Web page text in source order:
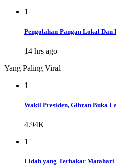
1
Pengolahan Pangan Lokal
14 hrs ago
Yang Paling Viral
1
Wakil Presiden, Gibran Buka
4.94K
1
Lidah yang Terbakar Matahari